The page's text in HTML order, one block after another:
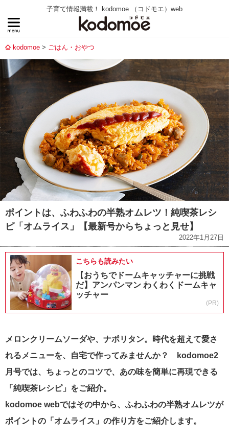
子育て情報満載！ kodomoe （コドモエ）web
kodomoe ごはん・おやつ
ポイントは、ふわふわの半熟オムレツ！純喫茶レシ
ピ「オムライス」【最新号からちょっと見せ】
2022年1月27日
こちらも読みたい
【おうちでドームキャッチャーに挑戦
だ】アンパンマン わくわくドームキャ
ッチャー
(PR)
メロンクリームソーダや、ナポリタン。時代を超えて愛さ
れるメニューを、自宅で作ってみませんか？ kodomoe2
月号では、ちょっとのコツで、あの味を簡単に再現できる
「純喫茶レシピ」をご紹介。
kodomoe webではその中から、ふわふわの半熟オムレツが
ポイントの「オムライス」の作り方をご紹介します。